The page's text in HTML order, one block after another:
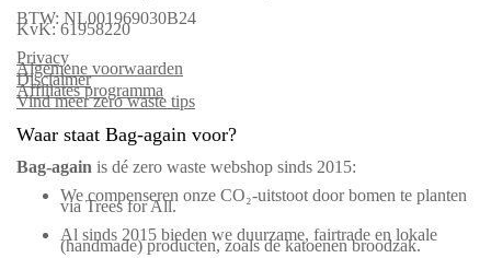
BTW: NL001969030B24
KvK: 61958220
Privacy
Algemene voorwaarden
Disclaimer
Affiliates programma
Vind meer zero waste tips
Waar staat Bag-again voor?
Bag‑again is dé zero waste webshop sinds 2015:
We compenseren onze CO₂-uitstoot door bomen te planten
via Trees for All.
Al sinds 2015 bieden we duurzame, fairtrade en lokale
(handmade) producten, zoals de katoenen broodzak.